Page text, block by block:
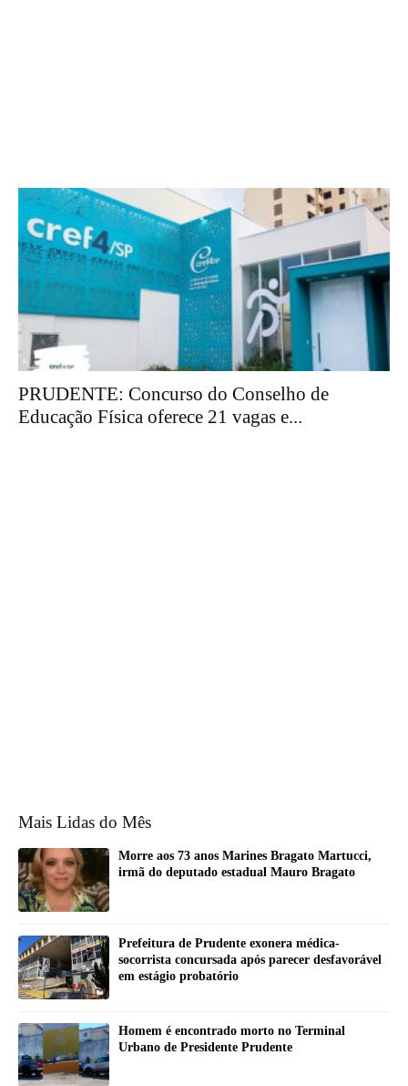
PRUDENTE: Concurso do Conselho de
Educação Física oferece 21 vagas e...
Mais Lidas do Mês
Morre aos 73 anos Marines Bragato Martucci,
irmã do deputado estadual Mauro Bragato
Prefeitura de Prudente exonera médica-
socorrista concursada após parecer desfavorável
em estágio probatório
Homem é encontrado morto no Terminal
Urbano de Presidente Prudente